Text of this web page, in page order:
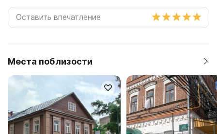
Места поблизости